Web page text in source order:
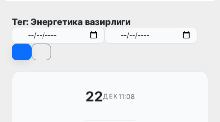
Россияда қийин вазиятда қолган юзлаб ўзбекистонликлар ортга қайтарилди
Тег: Энергетика вазирлиги
22ДЕК11:08